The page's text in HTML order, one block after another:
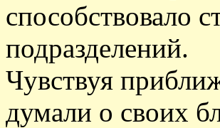
способствовало
подразделений.
Чувствуя
думали о своих